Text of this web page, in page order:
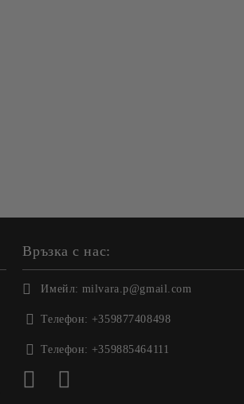
Връзка с нас:
Имейл: milvara.p@gmail.com
Телефон: +359877408498
Телефон: +359885464111